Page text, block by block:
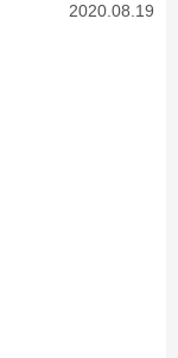
2020.08.19